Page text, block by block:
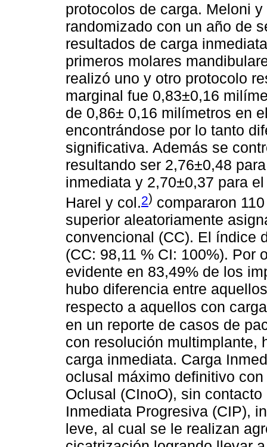
protocolos de carga. Meloni y
randomizado con un año de
resultados de carga
primeros molares
realizó uno y otro protocolo
marginal fue 0,83±0,16
de 0,86± 0,16 milímetros en
encontrándose por lo tanto
significativa. Además se
resultando ser 2,76±0,48
inmediata y 2,70±0,37 para
Harel y col.2) compararon
superior aleatoriamente
convencional (CC). El índice
(CC: 98,11 % CI: 100%). Por
evidente en 83,49% de los
hubo diferencia entre
respecto a aquellos con
en un reporte de casos de
con resolución multimplante,
carga inmediata. Carga
oclusal máximo definitivo
Oclusal (CInoO), sin
Inmediata Progresiva (CIP),
leve, al cual se le realizan